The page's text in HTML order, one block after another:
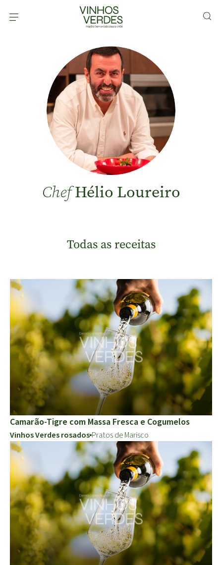
ChefHélio Loureiro
Todas as receitas
Camarão-Tigre com Massa Fresca e Cogumelos
Vinhos Verdes rosados Pratos de Marisco